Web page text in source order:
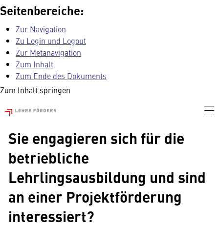
Seitenbereiche:
Zur Navigation
Zu Login und Logout
Zur Metanavigation
Zum Inhalt
Zum Ende des Dokuments
Zum Inhalt springen
Sie engagieren sich für die
betriebliche
Lehrlingsausbildung und sind
an einer Projektförderung
interessiert?